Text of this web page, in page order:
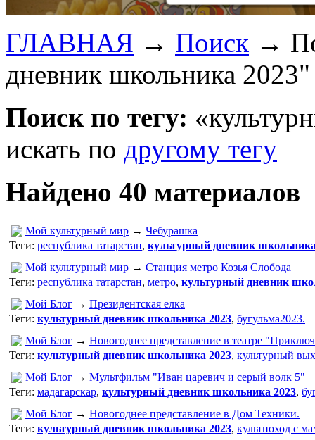
ГЛАВНАЯ → Поиск →
дневник школьника 2023"
Поиск по тегу:
искать по другому тегу
Найдено 40 материалов
Мой культурный мир → Чебурашка
Теги: республика татарстан, культурный дневник
Мой культурный мир → Станция метро Козья Слобода
Теги: республика татарстан, метро, культурный дневник
Мой Блог → Президентская елка
Теги: культурный дневник школьника 2023, бугульма2023.
Мой Блог → Новогоднее представление в театре
Теги: культурный дневник школьника 2023, культурный
Мой Блог → Мультфильм "Иван царевич и серый волк 5"
Теги: мадагарскар, культурный дневник школьника 2023,
Мой Блог → Новогоднее представление в Дом Техники.
Теги: культурный дневник школьника 2023, культпоход с